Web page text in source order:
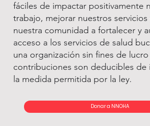
fáciles de impactar positivamente
trabajo, mejorar nuestros servicios
nuestra comunidad a fortalecer y
acceso a los servicios de salud
una organización sin fines de lucro
contribuciones son deducibles de
la medida permitida por la ley.
Donar a NNOHA